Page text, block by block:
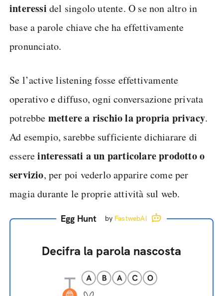
interessi del singolo utente. O se non altro in
base a parole chiave che ha effettivamente
pronunciato.
Se l’active listening fosse effettivamente
operativo e diffuso, ogni conversazione privata
potrebbe mettere a rischio la propria privacy.
Ad esempio, sarebbe sufficiente dichiarare di
essereinteressati a un particolare prodotto o
servizio, per poi vederlo apparire come per
magia durante le proprie attività sul web.
Egg Hunt by FastwebAI
Decifra la parola nascosta